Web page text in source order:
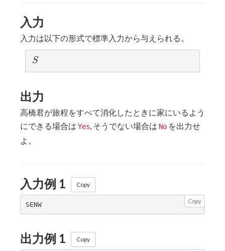
入力
入力は以下の形式で標準入力から与えられる。
S
S
出力
高橋君が旅程をすべて消化したときに家にいるよう
にできる場合は Yes , そうでない場合は No を出力せ
よ。
入力例 1 Copy
Copy
SENW
出力例 1 Copy